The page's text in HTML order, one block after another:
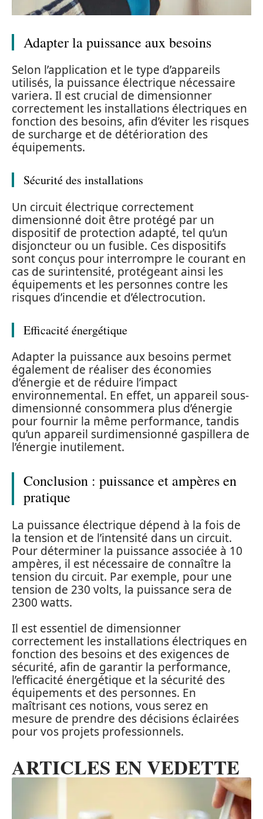
Adapter la puissance aux besoins
Selon l’application et le type d’appareils
utilisés, la puissance électrique nécessaire
variera. Il est crucial de dimensionner
correctement les installations électriques en
fonction des besoins, afin d’éviter les risques
de surcharge et de détérioration des
équipements.
Sécurité des installations
Un circuit électrique correctement
dimensionné doit être protégé par un
dispositif de protection adapté, tel qu’un
disjoncteur ou un fusible. Ces dispositifs
sont conçus pour interrompre le courant en
cas de surintensité, protégeant ainsi les
équipements et les personnes contre les
risques d’incendie et d’électrocution.
Efficacité énergétique
Adapter la puissance aux besoins permet
également de réaliser des économies
d’énergie et de réduire l’impact
environnemental. En effet, un appareil sous-
dimensionné consommera plus d’énergie
pour fournir la même performance, tandis
qu’un appareil surdimensionné gaspillera de
l’énergie inutilement.
Conclusion : puissance et ampères en
pratique
La puissance électrique dépend à la fois de
la tension et de l’intensité dans un circuit.
Pour déterminer la puissance associée à 10
ampères, il est nécessaire de connaître la
tension du circuit. Par exemple, pour une
tension de 230 volts, la puissance sera de
2300 watts.
Il est essentiel de dimensionner
correctement les installations électriques en
fonction des besoins et des exigences de
sécurité, afin de garantir la performance,
l’efficacité énergétique et la sécurité des
équipements et des personnes. En
maîtrisant ces notions, vous serez en
mesure de prendre des décisions éclairées
pour vos projets professionnels.
ARTICLES EN VEDETTE